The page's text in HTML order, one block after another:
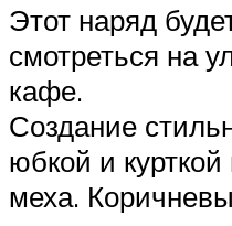
Этот наряд
смотреться на
кафе.
Создание
юбкой и курткой
меха.